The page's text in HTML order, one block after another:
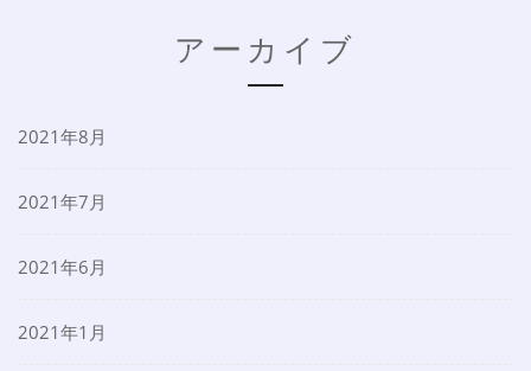
アーカイブ
2021年8月
2021年7月
2021年6月
2021年1月